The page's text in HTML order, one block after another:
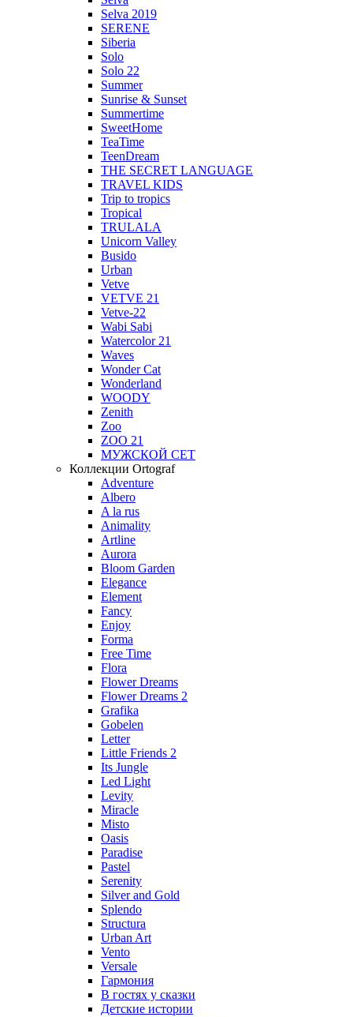
Selva 2019
SERENE
Siberia
Solo
Solo 22
Summer
Sunrise & Sunset
Summertime
SweetHome
TeaTime
TeenDream
THE SECRET LANGUAGE
TRAVEL KIDS
Trip to tropics
Tropical
TRULALA
Unicorn Valley
Busido
Urban
Vetve
VETVE 21
Vetve-22
Wabi Sabi
Watercolor 21
Waves
Wonder Cat
Wonderland
WOODY
Zenith
Zoo
ZOO 21
МУЖСКОЙ СЕТ
Коллекции Ortograf
Adventure
Albero
A la rus
Animality
Artline
Aurora
Bloom Garden
Elegance
Element
Fancy
Enjoy
Forma
Free Time
Flora
Flower Dreams
Flower Dreams 2
Grafika
Gobelen
Letter
Little Friends 2
Its Jungle
Led Light
Levity
Miracle
Misto
Oasis
Paradise
Pastel
Serenity
Silver and Gold
Splendo
Structura
Urban Art
Vento
Versale
Гармония
В гостях у сказки
Детские истории